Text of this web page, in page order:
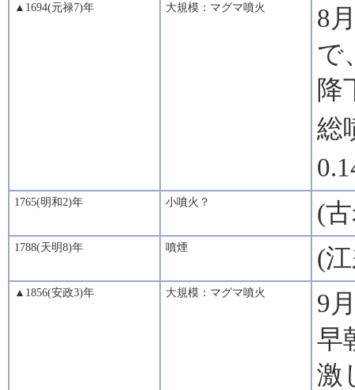
▲1694(元禄7)年 大規模：マグマ噴火
8
で
降
総
1765(明和2)年 小噴火？ (
1788(天明8)年 噴煙 (
▲1856(安政3)年 大規模：マグマ噴火
9
早
激